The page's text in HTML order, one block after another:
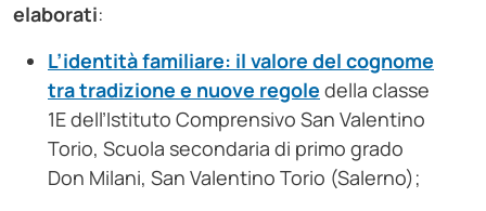
elaborati:
L’identità familiare: il valore del cognome
tra tradizione e nuove regole della classe
1E dell’Istituto Comprensivo San Valentino
Torio, Scuola secondaria di primo grado
Don Milani, San Valentino Torio (Salerno);